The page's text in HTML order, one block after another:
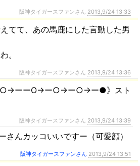
阪神タイガースファンさん 2013,9/24 13:33
てて、あの馬鹿にした言動した男
。
阪神タイガースファンさん 2013,9/24 13:36
ーーΟ→ー○→ー○→ー●》スト
阪神タイガースファンさん 2013,9/24 13:39
さんカッコいいですー（可愛顔）
阪神タイガースファンさん 2013,9/24 13:51